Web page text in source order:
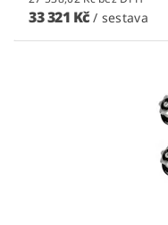
33 321 Kč/ sestava